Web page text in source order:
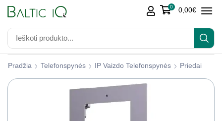
0 0,00€
Pradžia Telefonspynės IP Vaizdo Telefonspynės Priedai